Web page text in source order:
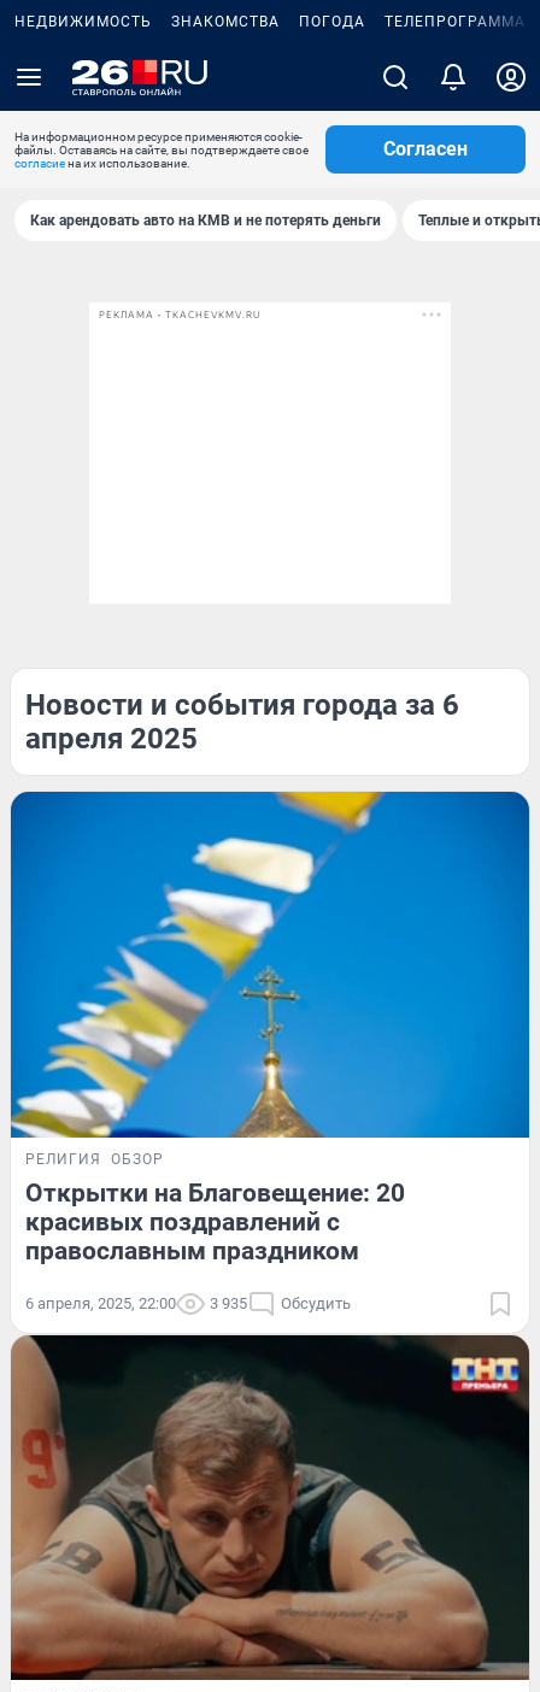
НЕДВИЖИМОСТЬ ЗНАКОМСТВА ПОГОДА ТЕЛЕПРОГРАММА
На информационном ресурсе применяются cookie-
файлы. Оставаясь на сайте, вы подтверждаете свое
согласиена их использование.
Согласен
Как арендовать авто на КМВ и не потерять деньги Теплые и
РЕКЛАМА • TKACHEVKMV.RU
Новости и события города за 6
апреля 2025
РЕЛИГИЯ ОБЗОР
Открытки на Благовещение: 20
красивых поздравлений с
православным праздником
6 апреля, 2025, 22:00 3 935 Обсудить